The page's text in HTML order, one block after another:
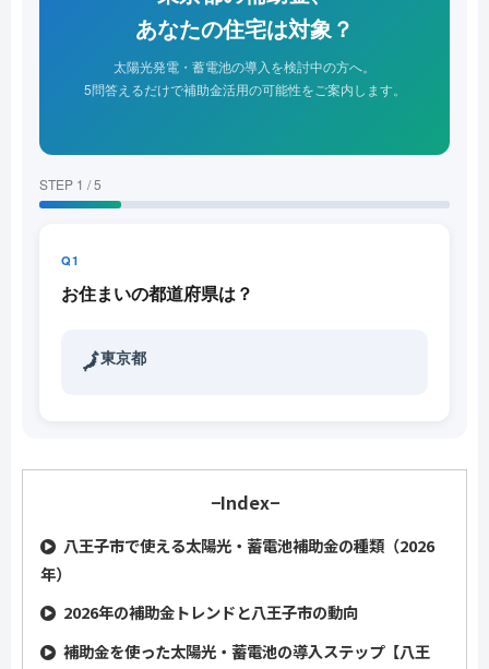
あなたの住宅は対象？
太陽光発電・蓄電池の導入を検討中の方へ。
5問答えるだけで補助金活用の可能性をご案内します。
STEP 1 / 5
Q1
お住まいの都道府県は？
🗾東京都
−Index−
八王子市で使える太陽光・蓄電池補助金の種類（2026
年）
2026年の補助金トレンドと八王子市の動向
補助金を使った太陽光・蓄電池の導入ステップ【八王